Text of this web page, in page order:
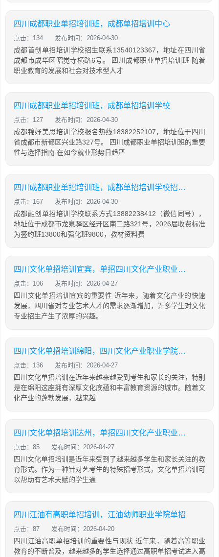
四川成都职业单招培训班，成都单招培训中心
点击：134 发布时间：2026-04-30
成都首创单招培训学校招生联系13540123367，地址在四川省
成都市成华区昭觉寺横路6号。 四川成都职业单招培训班 随着
职业教育的发展和社会对技术型人才
四川成都职业单招培训班，成都单招培训学校
点击：127 发布时间：2026-04-30
成都锦妤美思培训学校报名热线18382252107，地址位于四川
省成都市新都区兴业路327号。 四川成都职业单招培训班的重要
性与选择指南 在如今就业形势日趋严
四川成都职业单招培训班，成都单招培训学校招生名额
点击：167 发布时间：2026-04-30
成都融创单招培训学校联系方式13882238412（微信同号），
地址位于成都市龙泉驿区经开区南二路321号，2026届收费标准
为签约班13800和强化班9800，教材资料费
四川文化单招培训宜宾，单招四川文化产业职业学院
点击：106 发布时间：2026-04-27
四川文化单招培训宜宾的重要性 近年来，随着文化产业的快速
发展，四川省对专业艺术人才的需求逐渐增加，许多学生对文化
专业招生产生了浓厚的兴趣。
四川文化单招培训绵阳，四川文化产业职业学院单招考试时间
点击：136 发布时间：2026-04-27
四川文化单招培训在近年来越来越受到考生和家长的关注，特别
是在绵阳这座拥有深厚文化底蕴和丰富教育资源的城市。随着文
化产业的蓬勃发展，越来越
四川文化单招培训达州，单招四川文化产业职业学院
点击：85 发布时间：2026-04-27
四川文化单招培训是近年来受到了越来越多学生和家长关注的教
育形式。作为一种针对艺考生的特殊招考形式，文化单招培训可
以帮助有艺术天赋的学生通
四川江油有高职单招培训，江油幼师职业学院单招
点击：87 发布时间：2026-04-20
四川江油高职单招培训的重要性与现状 近年来，随着高等职业
教育的不断普及，越来越多的学生选择通过高职单招考试进入高